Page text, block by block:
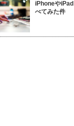
iPhoneや
べてみた件